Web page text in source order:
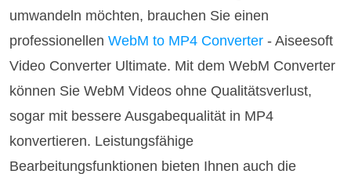
umwandeln möchten, brauchen Sie einen
professionellenWebM to MP4 Converter - Aiseesoft
Video Converter Ultimate. Mit dem WebM Converter
können Sie WebM Videos ohne Qualitätsverlust,
sogar mit bessere Ausgabequalität in MP4
konvertieren. Leistungsfähige
Bearbeitungsfunktionen bieten Ihnen auch die